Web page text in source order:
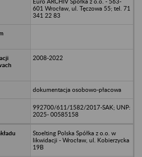
601 Wrocław, ul. Tęczowa 55; tel. 71
341 22 83
2008-2022
dokumentacja osobowo-płacowa
992700/611/1582/2017-SAK; UNP:
2025- 00585158
Stoelting Polska Spółka z o.o. w
likwidacji - Wrocław, ul. Kobierzycka
19B